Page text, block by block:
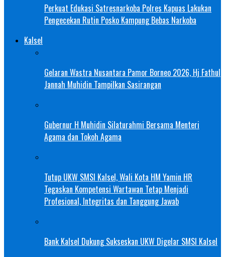
Perkuat Edukasi Satresnarkoba Polres Kapuas Lakukan
Pengecekan Rutin Posko Kampung Bebas Narkoba
Kalsel
Gelaran Wastra Nusantara Pamor Borneo 2026, Hj Fathul
Jannah Muhidin Tampilkan Sasirangan
Gubernur H Muhidin Silaturahmi Bersama Menteri
Agama dan Tokoh Agama
Tutup UKW SMSI Kalsel, Wali Kota HM Yamin HR
Tegaskan Kompetensi Wartawan Tetap Menjadi
Profesional, Integritas dan Tanggung Jawab
Bank Kalsel Dukung Sukseskan UKW Digelar SMSI Kalsel